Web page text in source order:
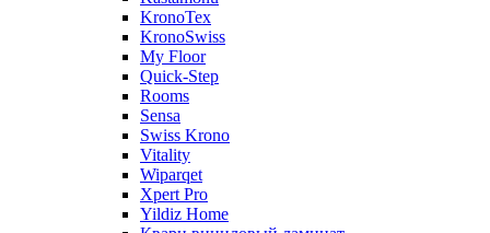
KronoTex
KronoSwiss
My Floor
Quick-Step
Rooms
Sensa
Swiss Krono
Vitality
Wiparqet
Xpert Pro
Yildiz Home